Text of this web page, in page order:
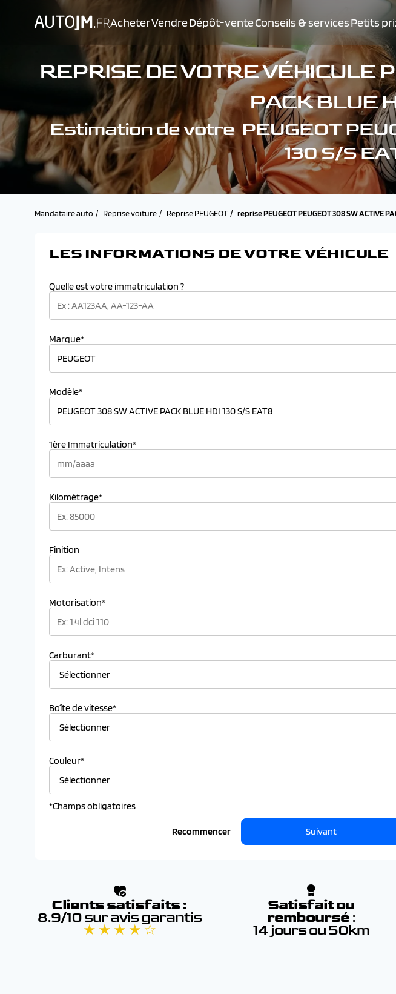
AcheterVendreDépôt-venteConseils & servicesPetits
REPRISE DE VOTRE VÉHICULE
PACK BLUE
Estimation de votre PEUGEOT
130 S/S
Mandataire auto Reprise voiture Reprise PEUGEOT reprise PEUGEOT PEUGEOT 308 SW ACTIVE
LES INFORMATIONS DE VOTRE VÉHICULE
Quelle est votre immatriculation ?
Marque*
Modèle*
1ère Immatriculation*
Kilométrage*
Finition
Motorisation*
Carburant*
Boîte de vitesse*
Couleur*
*Champs obligatoires
Recommencer Suivant
Clients satisfaits :
8.9/10 sur avis garantis
★ ★ ★ ★ ☆
Satisfait ou
remboursé :
14 jours ou 50km